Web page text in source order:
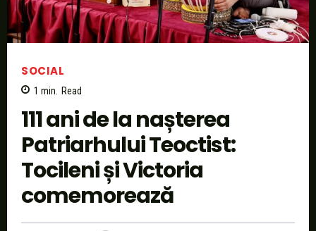
SOCIAL
1 min. Read
111 ani de la nașterea
Patriarhului Teoctist:
Tocileni și Victoria
comemorează